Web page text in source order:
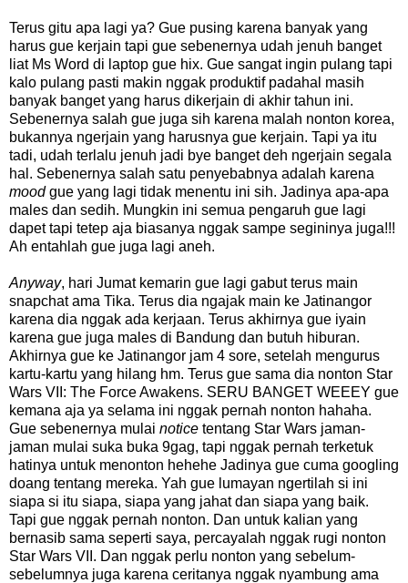
Terus gitu apa lagi ya? Gue pusing karena banyak yang
harus gue kerjain tapi gue sebenernya udah jenuh banget
liat Ms Word di laptop gue hix. Gue sangat ingin pulang tapi
kalo pulang pasti makin nggak produktif padahal masih
banyak banget yang harus dikerjain di akhir tahun ini.
Sebenernya salah gue juga sih karena malah nonton korea,
bukannya ngerjain yang harusnya gue kerjain. Tapi ya itu
tadi, udah terlalu jenuh jadi bye banget deh ngerjain segala
hal. Sebenernya salah satu penyebabnya adalah karena
moodgue yang lagi tidak menentu ini sih. Jadinya apa-apa
males dan sedih. Mungkin ini semua pengaruh gue lagi
dapet tapi tetep aja biasanya nggak sampe segininya juga!!!
Ah entahlah gue juga lagi aneh.
Anyway, hari Jumat kemarin gue lagi gabut terus main
snapchat ama Tika. Terus dia ngajak main ke Jatinangor
karena dia nggak ada kerjaan. Terus akhirnya gue iyain
karena gue juga males di Bandung dan butuh hiburan.
Akhirnya gue ke Jatinangor jam 4 sore, setelah mengurus
kartu-kartu yang hilang hm. Terus gue sama dia nonton Star
Wars VII: The Force Awakens. SERU BANGET WEEEY gue
kemana aja ya selama ini nggak pernah nonton hahaha.
Gue sebenernya mulai notice tentang Star Wars jaman-
jaman mulai suka buka 9gag, tapi nggak pernah terketuk
hatinya untuk menonton hehehe Jadinya gue cuma googling
doang tentang mereka. Yah gue lumayan ngertilah si ini
siapa si itu siapa, siapa yang jahat dan siapa yang baik.
Tapi gue nggak pernah nonton. Dan untuk kalian yang
bernasib sama seperti saya, percayalah nggak rugi nonton
Star Wars VII. Dan nggak perlu nonton yang sebelum-
sebelumnya juga karena ceritanya nggak nyambung ama